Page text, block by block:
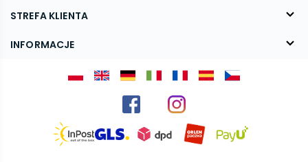
O nas
Blog
STREFA KLIENTA
FAQ
INFORMACJE